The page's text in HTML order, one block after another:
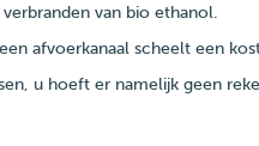
van bio ethanol.
afvoerkanaal scheelt een
u hoeft er namelijk geen